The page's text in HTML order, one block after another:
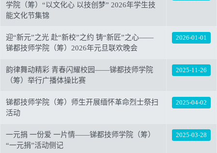
学院（筹）“以文化心 以技创梦” 2026年学生技
能文化节集锦
迎“新元”之光 赴“新校”之约 铸“新匠”之心——
锑都技师学院（筹）2026年元旦联欢晚会
2026-01-01
韵律舞动精彩 青春闪耀校园——锑都技师学院
（筹）举行广播体操比赛
2025-11-26
锑都技师学院（筹）师生开展缅怀革命烈士祭扫
活动
2025-04-02
一元捐 一份爱 一片情——锑都技师学院（筹）
“一元捐”活动侧记
2025-03-28